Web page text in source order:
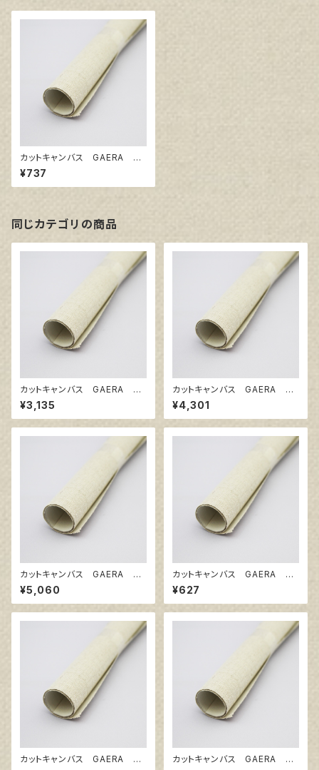
カットキャンバス GAERA F
S3
¥737
同じカテゴリの商品
カットキャンバス GAERA F
F25
¥3,135
カットキャンバス GAERA F
F30
¥4,301
カットキャンバス GAERA F
F40
¥5,060
カットキャンバス GAERA F
F4
¥627
カットキャンバス GAERA F
カットキャンバス GAERA F